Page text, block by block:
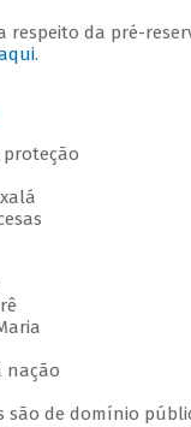
respeito da pré-
.
proteção
nação
são de domínio